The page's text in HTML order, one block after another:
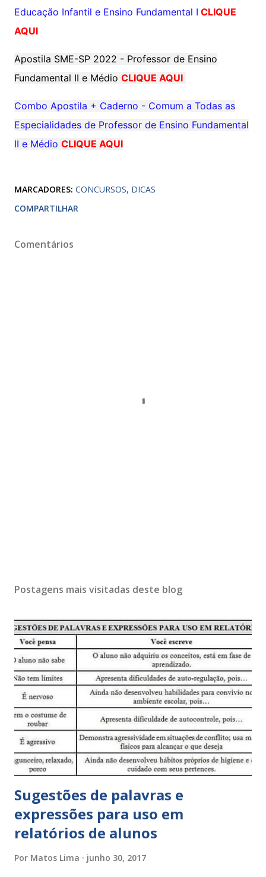
Educação Infantil e Ensino Fundamental I CLIQUE
AQUI
Apostila SME-SP 2022 - Professor de Ensino
Fundamental II e Médio CLIQUE AQUI
Combo Apostila + Caderno - Comum a Todas as
Especialidades de Professor de Ensino Fundamental
II e Médio CLIQUE AQUI
MARCADORES: CONCURSOS DICAS
COMPARTILHAR
Comentários
Postagens mais visitadas deste blog
Sugestões de palavras e
expressões para uso em
relatórios de alunos
Por Matos Lima junho 30, 2017